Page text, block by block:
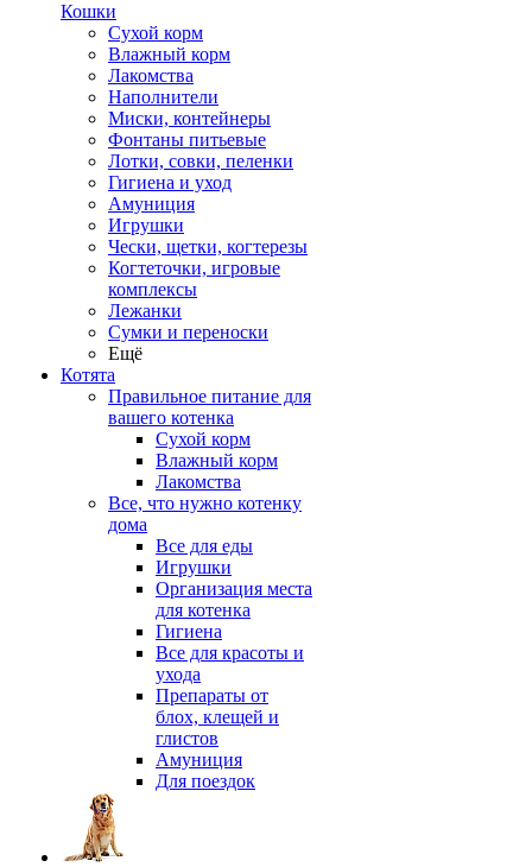
Кошки
Сухой корм
Влажный корм
Лакомства
Наполнители
Миски, контейнеры
Фонтаны питьевые
Лотки, совки, пеленки
Гигиена и уход
Амуниция
Игрушки
Чески, щетки, когтерезы
Когтеточки, игровые
комплексы
Лежанки
Сумки и переноски
Ещё
Котята
Правильное питание для
вашего котенка
Сухой корм
Влажный корм
Лакомства
Все, что нужно котенку
дома
Все для еды
Игрушки
Организация места
для котенка
Гигиена
Все для красоты и
ухода
Препараты от
блох, клещей и
глистов
Амуниция
Для поездок